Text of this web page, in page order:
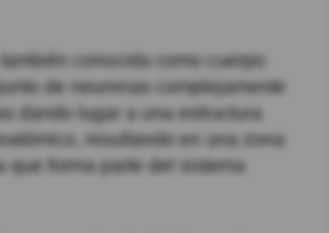
conocida como cuerpo
de neuronas complejamente
dando lugar a una estructura
resultando en una zona
que forma parte del sistema